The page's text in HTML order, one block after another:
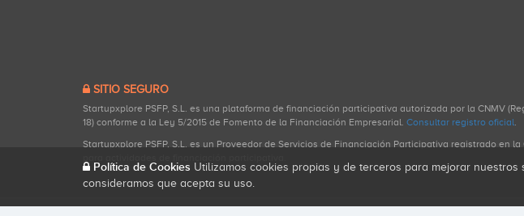
SITIO SEGURO
Startupxplore PSFP, S.L. es una plataforma de financiación participativa autorizada por la CNMV
18) conforme a la Ley 5/2015 de Fomento de la Financiación Empresarial. Consultar registro oficial.
Startupxplore PSFP, S.L. es un Proveedor de Servicios de Financiación Participativa registrado en la
Política de Cookies Utilizamos cookies propias y de terceros para mejorar
consideramos que acepta su uso.